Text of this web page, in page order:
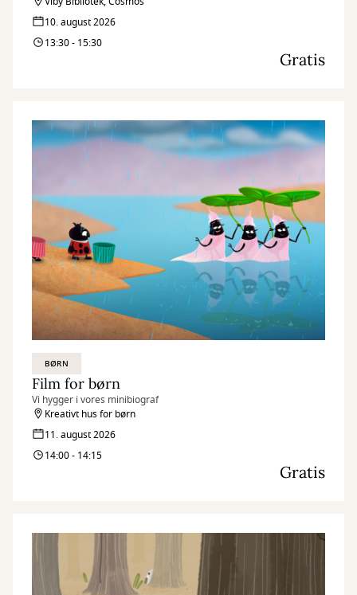
10. august 2026
13:30 - 15:30
Gratis
BØRN
Film for børn
Vi hygger i vores minibiograf
Kreativt hus for børn
11. august 2026
14:00 - 14:15
Gratis